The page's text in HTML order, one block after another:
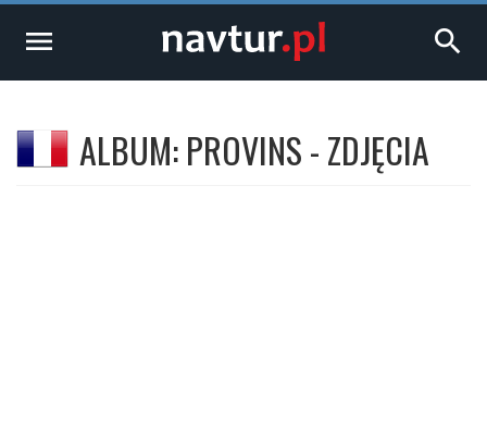
menu search
ALBUM: PROVINS - ZDJĘCIA